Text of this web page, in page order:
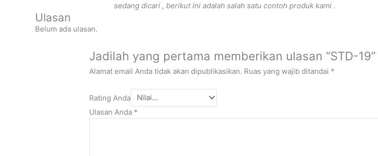
sedang dicari , berikut ini adalah salah satu contoh produk kami .
Ulasan
Belum ada ulasan.
Jadilah yang pertama memberikan ulasan “STD-19”
Alamat email Anda tidak akan dipublikasikan. Ruas yang wajib ditandai *
Rating Anda
Ulasan Anda *